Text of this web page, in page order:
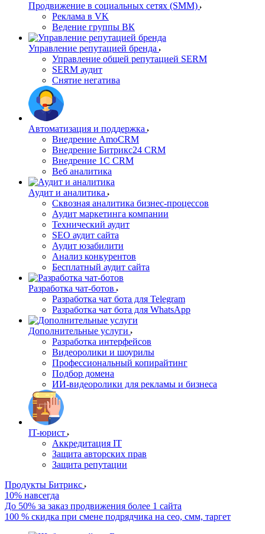
Продвижение в социальных сетях (SMM)
Реклама в VK
Ведение группы ВК
Управление репутацией бренда
Управление общей репутацией SERM
SERM аудит
Снятие негатива
Автоматизация и поддержка
Внедрение AmoCRM
Внедрение Битрикс24 CRM
Внедрение 1C CRM
Веб аналитика
Аудит и аналитика
Сквозная аналитика бизнес-процессов
Аудит маркетинга компании
Технический аудит
SEO аудит сайта
Аудит юзабилити
Анализ конкурентов
Бесплатный аудит сайта
Разработка чат-ботов
Разработка чат бота для Telegram
Разработка чат бота для WhatsApp
Дополнительные услуги
Разработка интерфейсов
Видеоролики и шоурилы
Профессиональный копирайтинг
Подбор домена
ИИ-видеоролики для рекламы и бизнеса
IT-юрист
Аккредитация IT
Защита авторских прав
Защита репутации
Продукты Битрикс
10% навсегда
До 50% за заказ продвижения более 1 сайта
100 % скидка при смене подрядчика на сео, смм, таргет